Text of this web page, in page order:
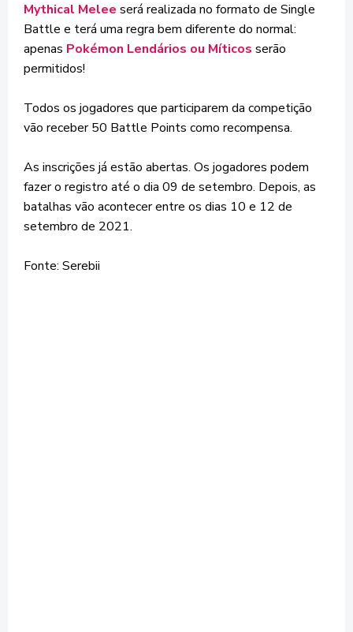
Mythical Melee será realizada no formato de Single
Battle e terá uma regra bem diferente do normal:
apenas Pokémon Lendários ou Míticos serão
permitidos!
Todos os jogadores que participarem da competição
vão receber 50 Battle Points como recompensa.
As inscrições já estão abertas. Os jogadores podem
fazer o registro até o dia 09 de setembro. Depois, as
batalhas vão acontecer entre os dias 10 e 12 de
setembro de 2021.
Fonte: Serebii